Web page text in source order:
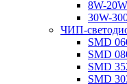
8W-20W
30W-
ЧИП-
SMD
SMD
SMD
SMD